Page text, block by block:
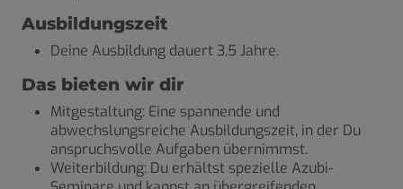
Ausbildungszeit
Deine Ausbildung dauert 3,5 Jahre.
Das bieten wir dir
Mitgestaltung: Eine spannende und
abwechslungsreiche Ausbildungszeit, in der Du
anspruchsvolle Aufgaben übernimmst.
Weiterbildung: Du erhältst spezielle Azubi-